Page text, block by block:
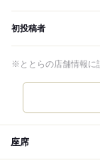
初投稿者
※ととらの店舗情報に
座席